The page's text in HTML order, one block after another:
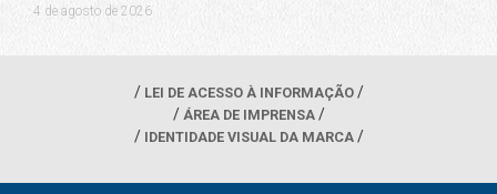
4 de agosto de 2026
LEI DE ACESSO À INFORMAÇÃO
ÁREA DE IMPRENSA
IDENTIDADE VISUAL DA MARCA